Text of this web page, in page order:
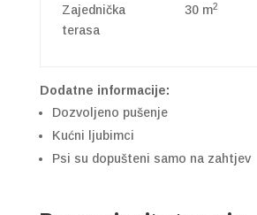
Zajednička
terasa
30 m2
Dodatne informacije:
Dozvoljeno pušenje
Kućni ljubimci
Psi su dopušteni samo na zahtjev